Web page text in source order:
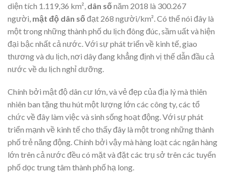
diện tích 1.119,36 km², dân số năm 2018 là 300.267
người, mật độ dân số đạt 268 người/km². Có thể nói đây là
một trong những thành phố du lịch đông đúc, sầm uất và hiện
đại bậc nhất cả nước. Với sự phát triển về kinh tế, giao
thương và du lịch, nơi dây đang khẳng định vị thế dẫn đầu cả
nước về du lịch nghỉ dưỡng.
Chính bởi mật độ dân cư lớn, và vẻ đẹp của địa lý mà thiên
nhiên ban tặng thu hút một lượng lớn các công ty, các tổ
chức về đây làm việc và sinh sống hoạt động. Với sự phát
triển mạnh về kinh tế cho thấy đây là một trong những thành
phố trẻ năng động. Chính bởi vậy mà hàng loạt các ngân hàng
lớn trên cả nước đều có mặt và đặt các trụ sở trên các tuyến
phố dọc trung tâm thành phố hạ long.